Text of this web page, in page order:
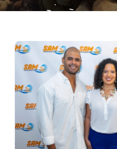
Recursos Científicos
Recursos Administrativos
Contactos